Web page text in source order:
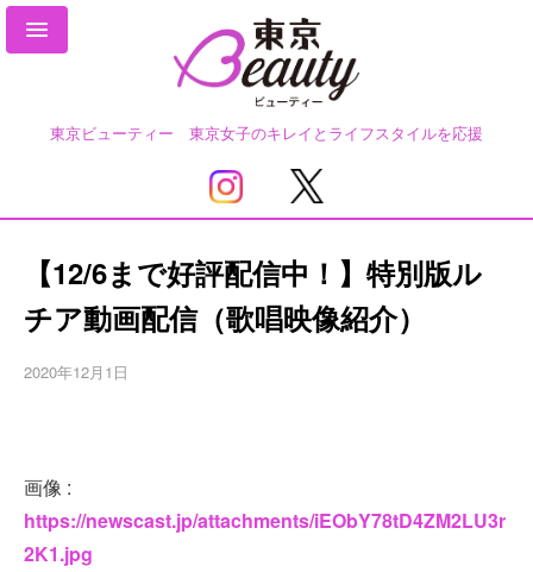
東京ビューティー 東京女子のキレイとライフスタイルを応援
【12/6まで好評配信中！】特別版ル
チア動画配信（歌唱映像紹介）
2020年12月1日
画像 :
https://newscast.jp/attachments/iEObY78tD4ZM2LU3r
2K1.jpg